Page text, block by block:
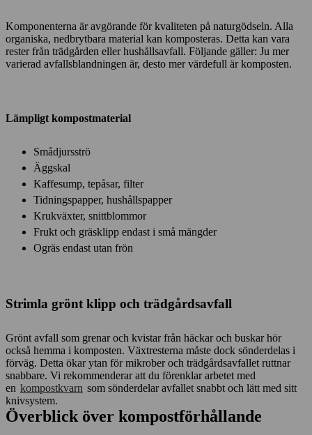
Komponenterna är avgörande för kvaliteten på naturgödseln. Alla
organiska, nedbrytbara material kan komposteras. Detta kan vara
rester från trädgården eller hushållsavfall. Följande gäller: Ju mer
varierad avfallsblandningen är, desto mer värdefull är komposten.
Lämpligt kompostmaterial
Smådjursströ
Äggskal
Kaffesump, tepåsar, filter
Tidningspapper, hushållspapper
Krukväxter, snittblommor
Frukt och gräsklipp endast i små mängder
Ogräs endast utan frön
Strimla grönt klipp och trädgårdsavfall
Grönt avfall som grenar och kvistar från häckar och buskar hör
också hemma i komposten. Växtresterna måste dock sönderdelas i
förväg. Detta ökar ytan för mikrober och trädgårdsavfallet ruttnar
snabbare. Vi rekommenderar att du förenklar arbetet med
en kompostkvarn som sönderdelar avfallet snabbt och lätt med sitt
knivsystem.
Överblick över kompostförhållande